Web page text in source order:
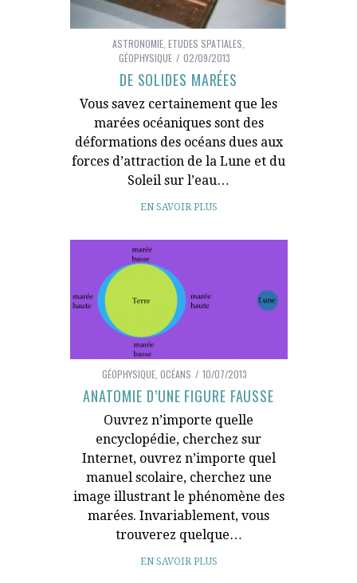
ASTRONOMIE ETUDES SPATIALES
GÉOPHYSIQUE
02/09/2013
DE SOLIDES MARÉES
Vous savez certainement que les
marées océaniques sont des
déformations des océans dues aux
forces d’attraction de la Lune et du
Soleil sur l’eau…
EN SAVOIR PLUS
GÉOPHYSIQUE OCÉANS 10/07/2013
ANATOMIE D’UNE FIGURE FAUSSE
Ouvrez n’importe quelle
encyclopédie, cherchez sur
Internet, ouvrez n’importe quel
manuel scolaire, cherchez une
image illustrant le phénomène des
marées. Invariablement, vous
trouverez quelque…
EN SAVOIR PLUS